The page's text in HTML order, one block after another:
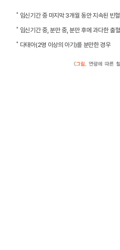
˚ 임신기간 중 마지막 3개월 동안 지속된 빈
˚ 임신기간 중, 분만 중, 분만 후에 과다한 출
˚ 다태아(2명 이상의 아기)를 분만한 경우